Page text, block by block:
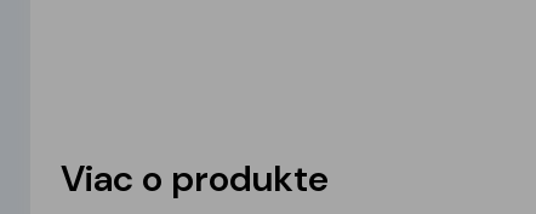
Viac o produkte